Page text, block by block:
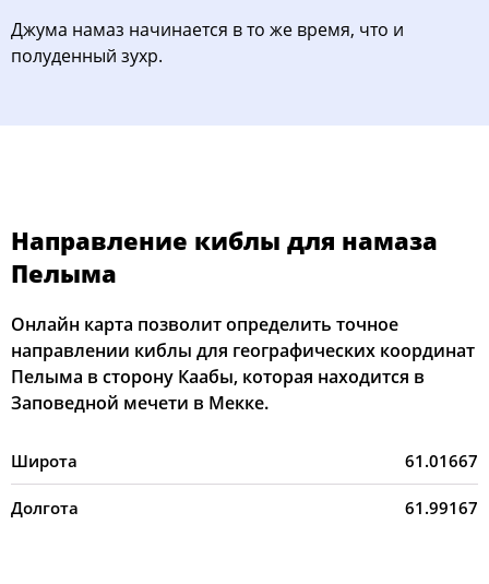
Джума намаз начинается в то же время, что и
полуденный зухр.
Направление киблы для намаза
Пелыма
Онлайн карта позволит определить точное
направлении киблы для географических координат
Пелыма в сторону Каабы, которая находится в
Заповедной мечети в Мекке.
Широта 61.01667
Долгота 61.99167